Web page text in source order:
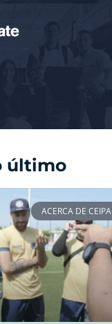
último
ACERCA DE CEIPA